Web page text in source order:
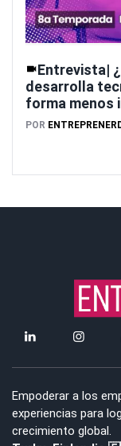
Entrevista|
desarrolla
forma menos
POR
Empoderar a los
experiencias para
crecimiento global.